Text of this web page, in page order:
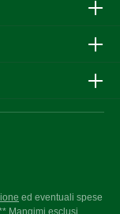
ed eventuali spese
Mangimi esclusi